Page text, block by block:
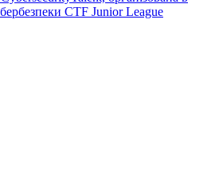
CTF Junior League